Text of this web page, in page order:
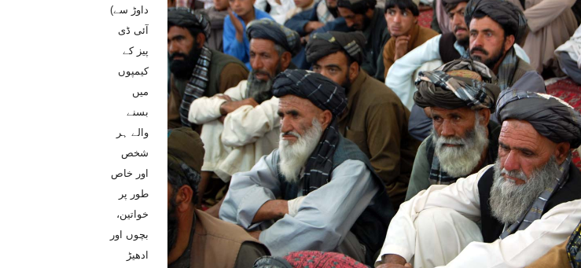
داوڑ سے)
آئی ڈی
پیز کے
کیمپوں
میں
بسنے
والے ہر
شخص
اور خاص
طور پر
خواتین،
بچوں اور
ادھیڑ